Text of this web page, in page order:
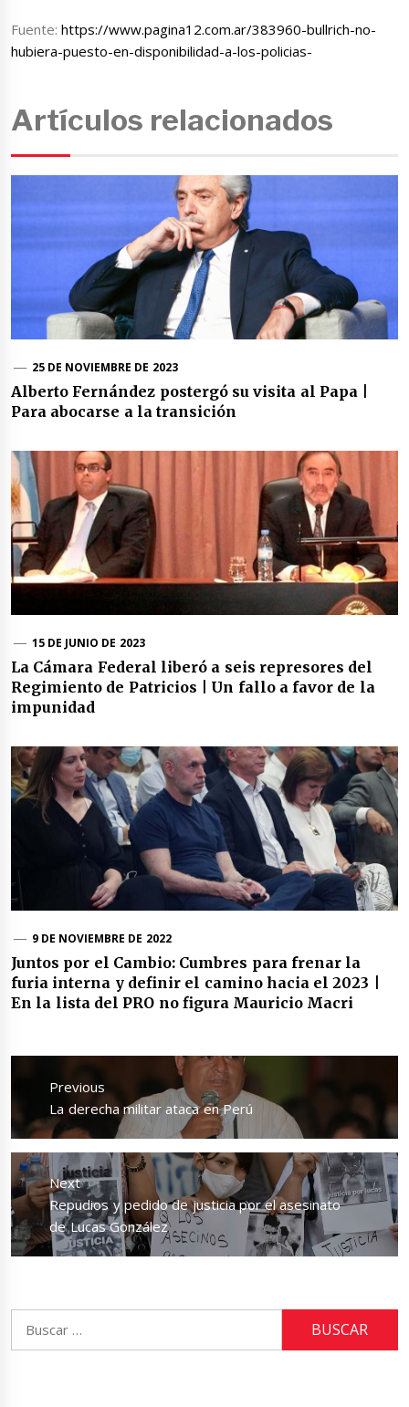
Fuente:https://www.pagina12.com.ar/383960-bullrich-no-
hubiera-puesto-en-disponibilidad-a-los-policias-
Artículos relacionados
25 DE NOVIEMBRE DE 2023
Alberto Fernández postergó su visita al Papa |
Para abocarse a la transición
15 DE JUNIO DE 2023
La Cámara Federal liberó a seis represores del
Regimiento de Patricios | Un fallo a favor de la
impunidad
9 DE NOVIEMBRE DE 2022
Juntos por el Cambio: Cumbres para frenar la
furia interna y definir el camino hacia el 2023 |
En la lista del PRO no figura Mauricio Macri
Navegación
entradas
Previous
Previous
post:
La derecha militar ataca en Perú
Next
Next
post:
Repudios y pedido de justicia por el asesinato
de Lucas González